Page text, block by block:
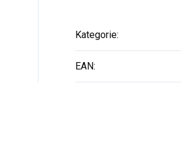
Kategorie:
EAN: